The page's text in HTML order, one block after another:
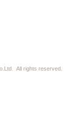
All rights reserved.